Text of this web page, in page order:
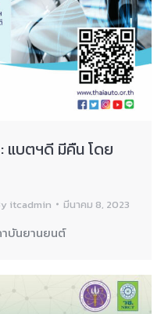
แบตฯดี มีคืน โดย
itcadmin มีนาคม 8, 2023
าบันยานยนต์